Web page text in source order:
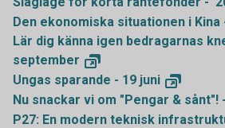
Den ekonomiska situationen i Kina
Lär dig känna igen bedragarnas
september
Ungas sparande - 19 juni
Nu snackar vi om "Pengar & sånt"!
P27: En modern teknisk